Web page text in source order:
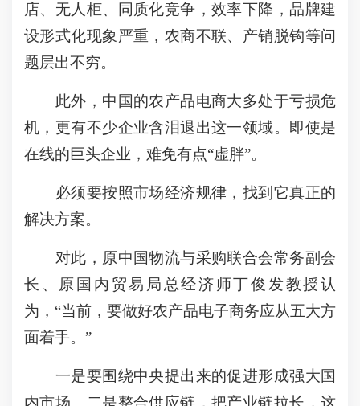
店、无人柜、同质化竞争，效率下降，品牌建
设形式化现象严重，农商不联、产销脱钩等问
题层出不穷。
此外，中国的农产品电商大多处于亏损危
机，更有不少企业含泪退出这一领域。即使是
在线的巨头企业，难免有点“虚胖”。
必须要按照市场经济规律，找到它真正的
解决方案。
对此，原中国物流与采购联合会常务副会
长、原国内贸易局总经济师丁俊发教授认
为，“当前，要做好农产品电子商务应从五大方
面着手。”
一是要围绕中央提出来的促进形成强大国
内市场。二是整合供应链，把产业链拉长，这